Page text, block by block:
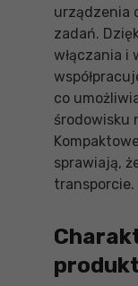
urządzenia
zadań.
włączania i
co
środowisku
sprawiają,
transporcie.